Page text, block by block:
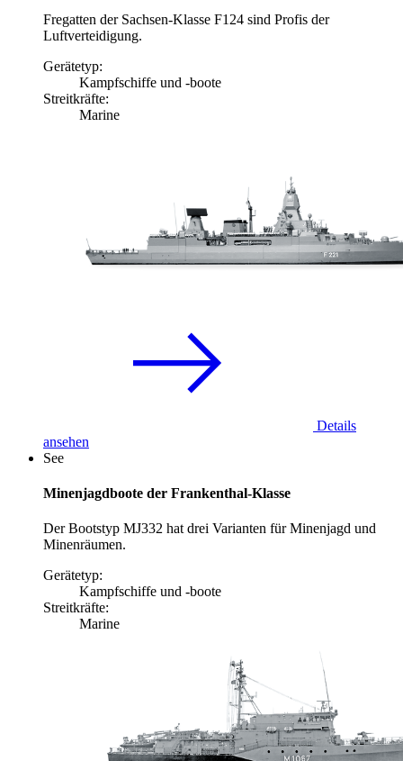
Fregatten der Sachsen-Klasse F124 sind Profis der
Luftverteidigung.
Gerätetyp:
Kampfschiffe und -boote
Streitkräfte:
Marine
Details
ansehen
See
Minenjagdboote der Frankenthal-Klasse
Der Bootstyp MJ332 hat drei Varianten für Minenjagd und
Minenräumen.
Gerätetyp:
Kampfschiffe und -boote
Streitkräfte:
Marine